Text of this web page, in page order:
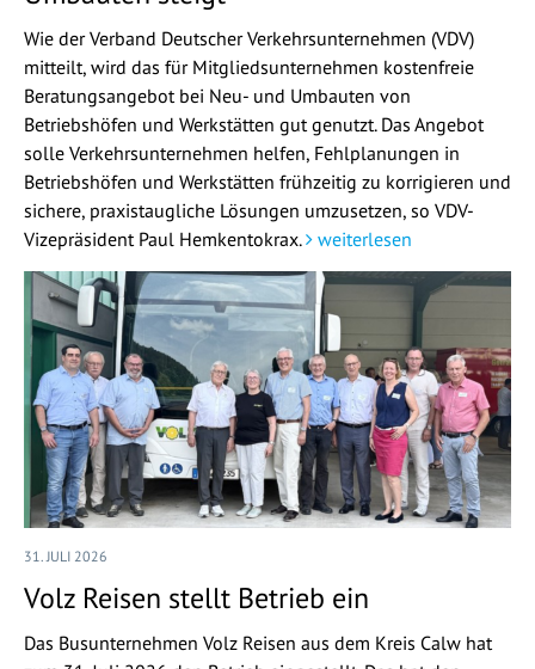
Wie der Verband Deutscher Verkehrsunternehmen (VDV)
mitteilt, wird das für Mitgliedsunternehmen kostenfreie
Beratungsangebot bei Neu- und Umbauten von
Betriebshöfen und Werkstätten gut genutzt. Das Angebot
solle Verkehrsunternehmen helfen, Fehlplanungen in
Betriebshöfen und Werkstätten frühzeitig zu korrigieren und
sichere, praxistaugliche Lösungen umzusetzen, so VDV-
Vizepräsident Paul Hemkentokrax.
weiterlesen
31. JULI 2026
Volz Reisen stellt Betrieb ein
Das Busunternehmen Volz Reisen aus dem Kreis Calw hat